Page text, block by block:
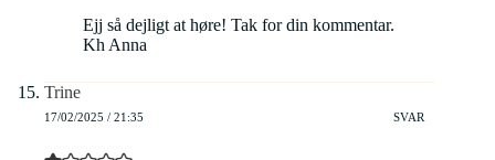
Ejj så dejligt at høre! Tak for din kommentar.
Kh Anna
Trine
17/02/2025 / 21:35 SVAR